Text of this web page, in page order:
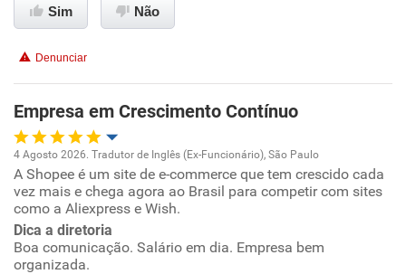
Benefícios
Sim Não
Denunciar
Empresa em Crescimento Contínuo
Oportunidade de promoção
Ambiente de trabalho
Conciliação com a vida familiar
4 Agosto 2026. Tradutor de Inglês (Ex-Funcionário), São Paulo
A Shopee é um site de e-commerce que tem crescido cada
vez mais e chega agora ao Brasil para competir com sites
como a Aliexpress e Wish.
Dica a diretoria
Boa comunicação. Salário em dia. Empresa bem
organizada.